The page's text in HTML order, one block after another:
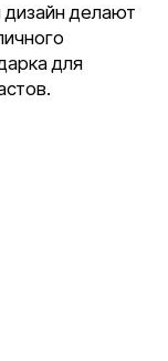
дизайн делают
для